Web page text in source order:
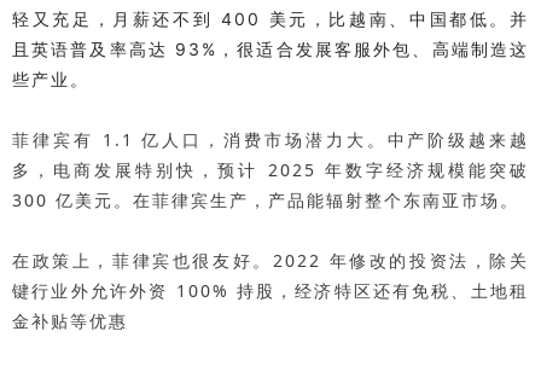
轻又充足，月薪还不到 400 美元，比越南、中国都低。并
且英语普及率高达 93%，很适合发展客服外包、高端制造这
些产业。
菲律宾有 1.1 亿人口，消费市场潜力大。中产阶级越来越
多，电商发展特别快，预计 2025 年数字经济规模能突破
300 亿美元。在菲律宾生产，产品能辐射整个东南亚市场。
在政策上，菲律宾也很友好。2022 年修改的投资法，除关
键行业外允许外资 100% 持股，经济特区还有免税、土地租
金补贴等优惠